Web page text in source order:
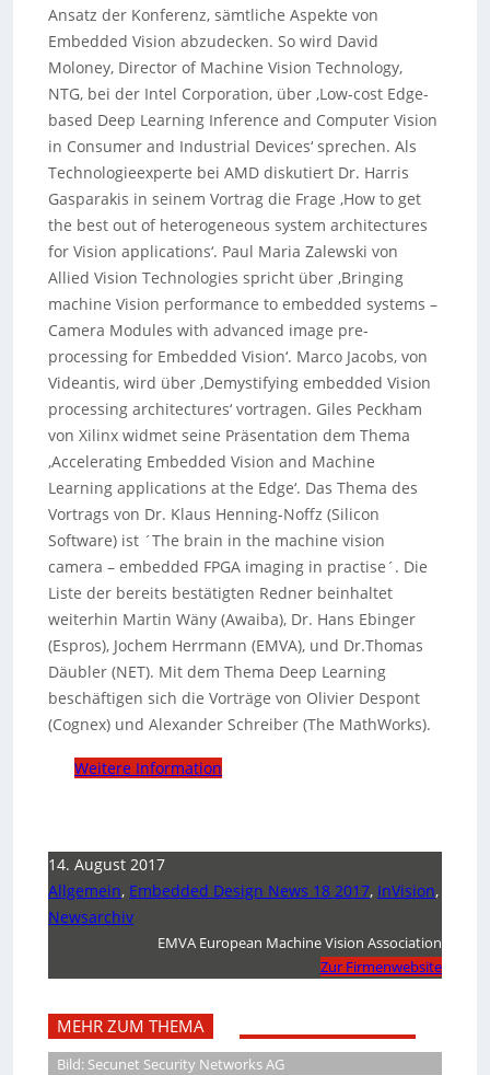
Ansatz der Konferenz, sämtliche Aspekte von
Embedded Vision abzudecken. So wird David
Moloney, Director of Machine Vision Technology,
NTG, bei der Intel Corporation, über ‚Low-cost Edge-
based Deep Learning Inference and Computer Vision
in Consumer and Industrial Devices‘ sprechen. Als
Technologieexperte bei AMD diskutiert Dr. Harris
Gasparakis in seinem Vortrag die Frage ‚How to get
the best out of heterogeneous system architectures
for Vision applications‘. Paul Maria Zalewski von
Allied Vision Technologies spricht über ‚Bringing
machine Vision performance to embedded systems –
Camera Modules with advanced image pre-
processing for Embedded Vision‘. Marco Jacobs, von
Videantis, wird über ‚Demystifying embedded Vision
processing architectures‘ vortragen. Giles Peckham
von Xilinx widmet seine Präsentation dem Thema
‚Accelerating Embedded Vision and Machine
Learning applications at the Edge‘. Das Thema des
Vortrags von Dr. Klaus Henning-Noffz (Silicon
Software) ist ´The brain in the machine vision
camera – embedded FPGA imaging in practise´. Die
Liste der bereits bestätigten Redner beinhaltet
weiterhin Martin Wäny (Awaiba), Dr. Hans Ebinger
(Espros), Jochem Herrmann (EMVA), und Dr.Thomas
Däubler (NET). Mit dem Thema Deep Learning
beschäftigen sich die Vorträge von Olivier Despont
(Cognex) und Alexander Schreiber (The MathWorks).
Weitere Information
14. August 2017
Allgemein, Embedded Design News 18 2017, InVision,
Newsarchiv
EMVA European Machine Vision Association
Zur Firmenwebsite
MEHR ZUM THEMA
Bild: Secunet Security Networks AG